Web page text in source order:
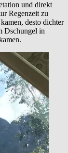
und direkt
Regenzeit zu
desto dichter
Dschungel in